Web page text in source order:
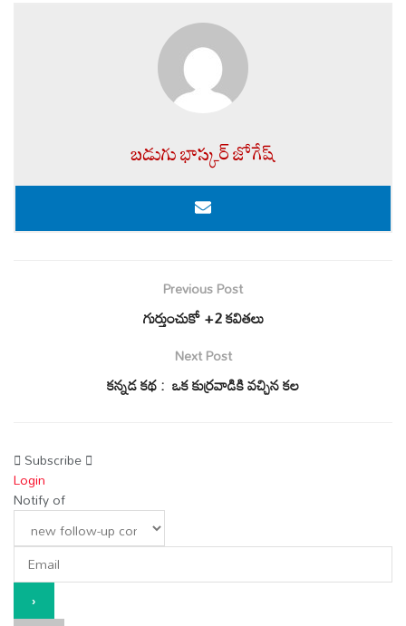
బడుగు భాస్కర్ జోగేష్
Previous Post
గుర్తుంచుకో +2 కవితలు
Next Post
కన్నడ కథ : ఒక కుర్రవాడికి వచ్చిన కల
Subscribe
Login
Notify of